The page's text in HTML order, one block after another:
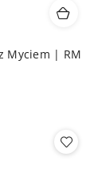
Myciem | RM